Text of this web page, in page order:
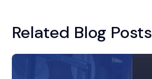
Related Blog Posts